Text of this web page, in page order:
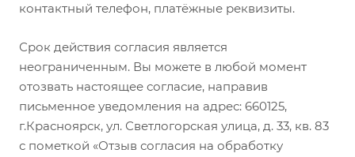
контактный телефон, платёжные реквизиты.
Срок действия согласия является
неограниченным. Вы можете в любой момент
отозвать настоящее согласие, направив
письменное уведомления на адрес: 660125,
г.Красноярск, ул. Светлогорская улица, д. 33, кв. 83
с пометкой «Отзыв согласия на обработку